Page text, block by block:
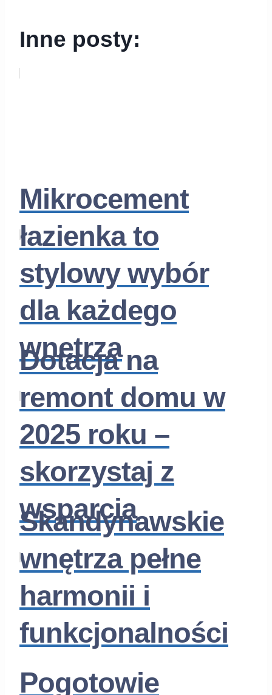
Inne posty:
Mikrocement
łazienka to
stylowy wybór
dla każdego
wnętrza
Dotacja na
remont domu w
2025 roku –
skorzystaj z
wsparcia
Skandynawskie
wnętrza pełne
harmonii i
funkcjonalności
Pogotowie